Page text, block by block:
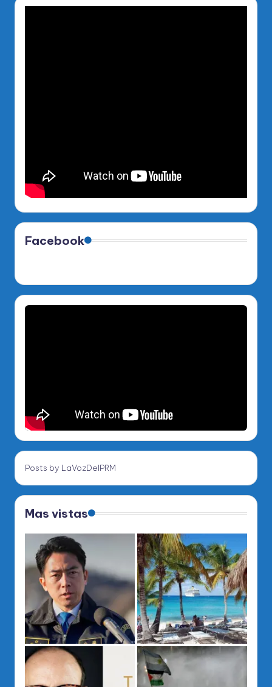
Facebook
Posts by LaVozDelPRM
Mas vistas